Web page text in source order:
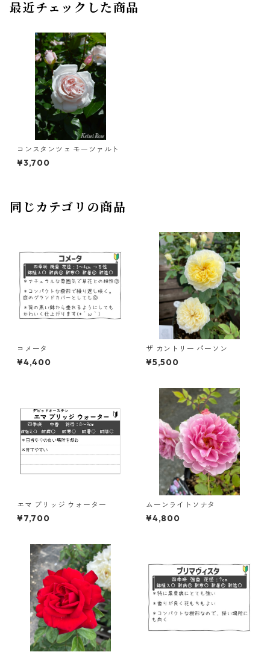
最近チェックした商品
コンスタンツェ モーツァルト
¥3,700
同じカテゴリの商品
コメータ
¥4,400
ザ カントリー パーソン
¥5,500
エマ ブリッジ ウォーター
¥7,700
ムーンライトソナタ
¥4,800